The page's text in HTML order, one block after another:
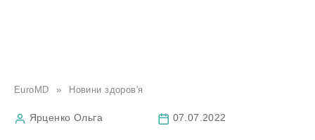
EuroMD » Новини здоров'я
Ярценко Ольга 07.07.2022